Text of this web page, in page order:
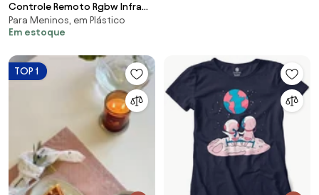
Controle Remoto Rgbw Infra
Vermelho Plastico Branco 12V
Para Meninos, em Plástico
Em estoque
TOP 1